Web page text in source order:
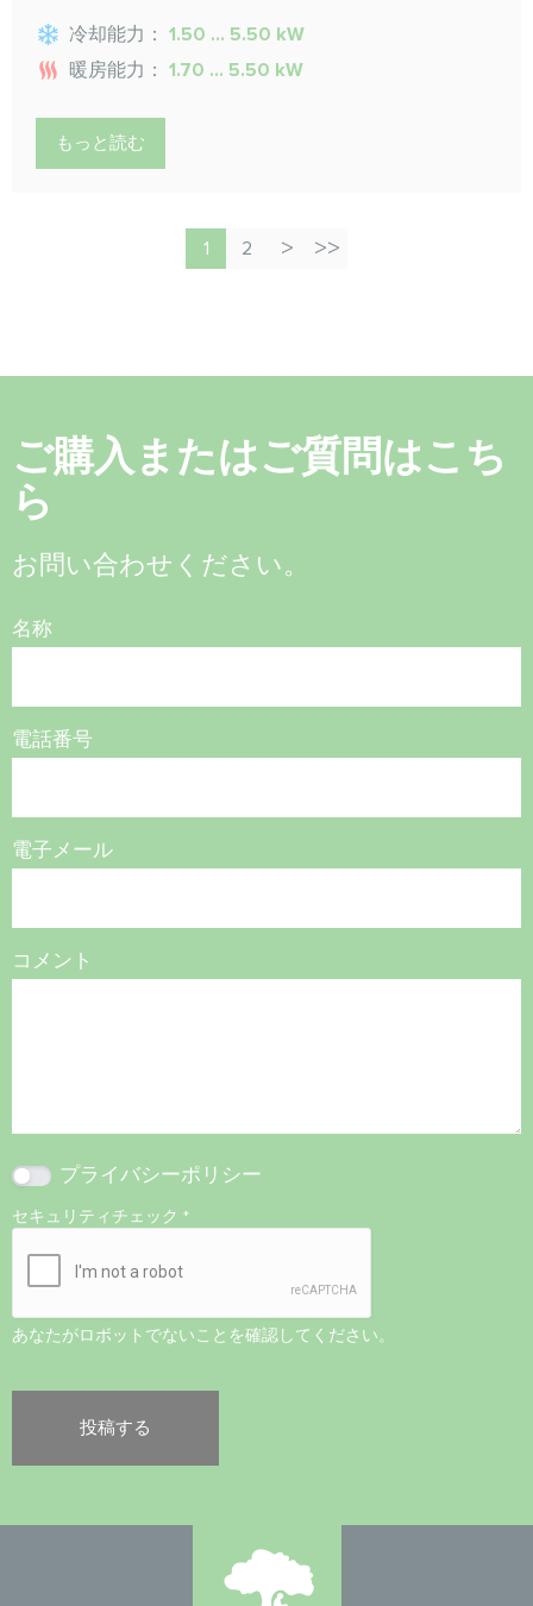
冷却能力： 1.50 ... 5.50 kW
暖房能力： 1.70 ... 5.50 kW
もっと読む
1 2
ご購入またはご質問はこち
ら
お問い合わせください。
名称
電話番号
電子メール
コメント
プライバシーポリシー
セキュリティチェック *
あなたがロボットでないことを確認してください。